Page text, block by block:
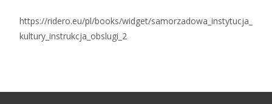
https://ridero.eu/pl/books/widget/samorzadowa_instytucja_
kultury_instrukcja_obslugi_2